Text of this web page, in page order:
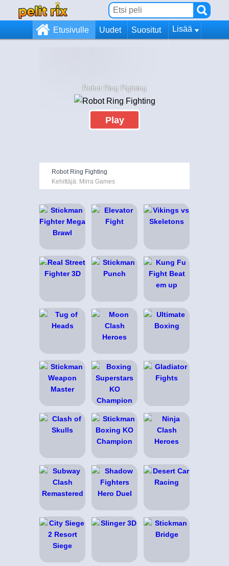
Etusivulle Uudet Suositut Lisää
Robot Ring Fighting
Play
Robot Ring Fighting
Kehittäjä: Mirra Games